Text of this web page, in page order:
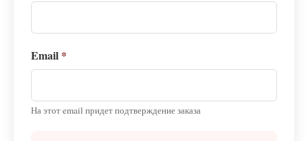
Email *
На этот email придет подтверждение заказа